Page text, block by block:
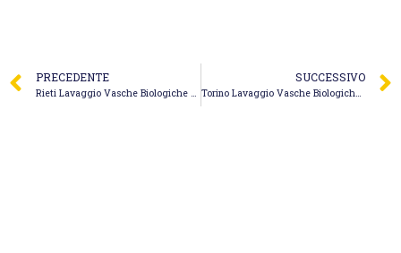
PRECEDENTE
Rieti Lavaggio Vasche Biologiche – Panitti Spurgo Fognature Autospurgo Panitti Claudio
SUCCESSIVO
Torino Lavaggio Vasche Biologiche – Alfi Impianti Idraulico